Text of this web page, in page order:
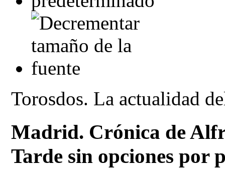
Torosdos. La actualidad
Madrid. Crónica de
Tarde sin opciones por